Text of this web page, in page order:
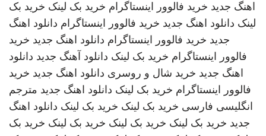
اهنگ جدید خرید فالوور اینستاگرام خرید بک لینک خرید بک
لینک دانلود اهنگ جدید خرید فالوور اینستاگرام دانلود اهنگ
جدید خرید فالوور اینستاگرام دانلود اهنگ جدید خرید
فالوور اینستاگرام خرید بک لینک دانلود آهنگ جدید دانلود
اهنگ جدید خرید شال و روسری دانلود اهنگ جدید خرید
فالوور اینستاگرام خرید بک لینک دانلود اهنگ جدید مترجم
انگلیسی فارسی خرید بک لینک خرید بک لینک دانلود اهنگ
جدید خرید بک لینک خرید بک لینک خرید بک لینک خرید بک